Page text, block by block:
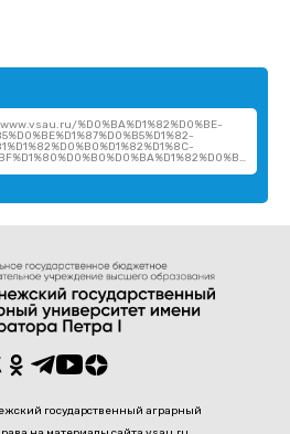
%D0%BA%D1%82%D0%BE-
%D0%BF%D1%80%D0%B0%D0%BA%D1%82%D0%B8%D0%BA%D0%B0%D0%BD%D1%82%D0%BE%D0%BC/
государственный аграрный